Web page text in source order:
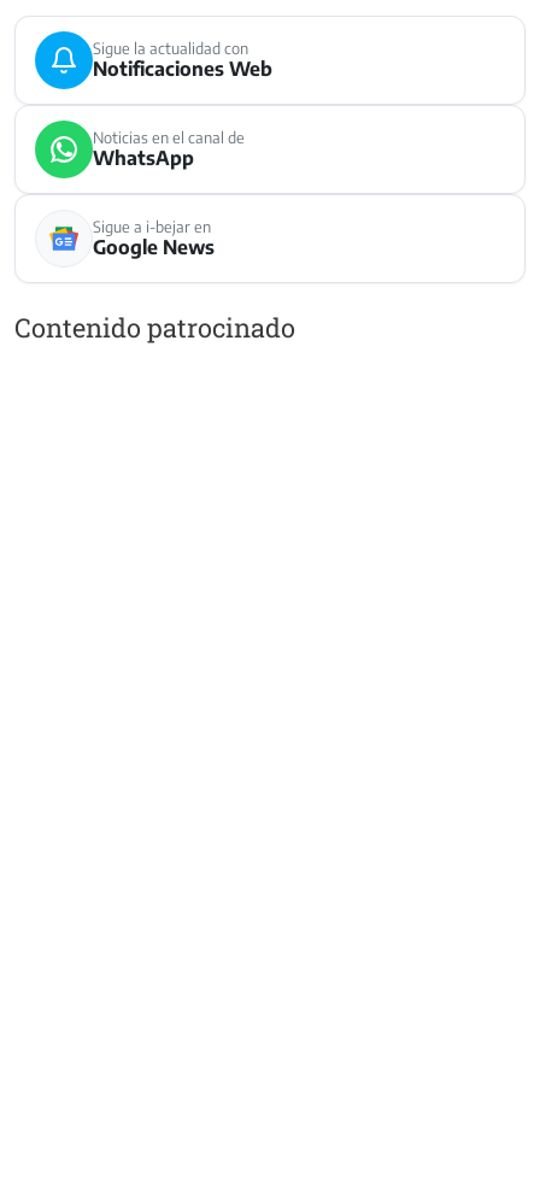
Sigue la actualidad con
Notificaciones Web
Noticias en el canal de
WhatsApp
Sigue a i-bejar en
Google News
Contenido patrocinado